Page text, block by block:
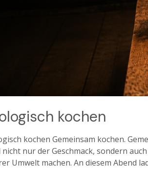
kochen
kochen Gemeinsam kochen.
nicht nur der Geschmack, sondern
Umwelt machen. An diesem Abend